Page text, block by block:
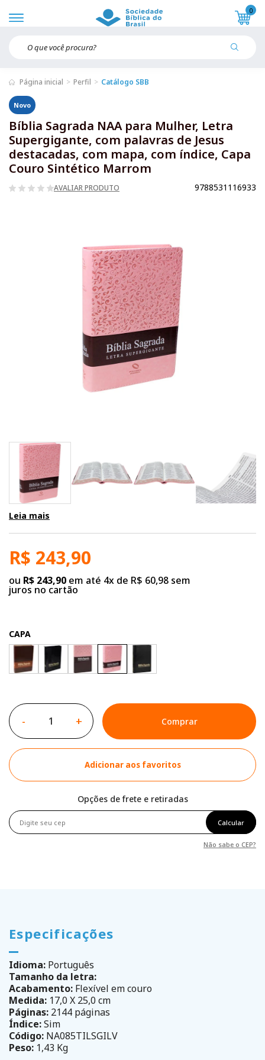
0
Página inicial Perfil Catálogo SBB
Novo
Bíblia Sagrada NAA para Mulher, Letra
Supergigante, com palavras de Jesus
destacadas, com mapa, com índice, Capa
Couro Sintético Marrom
AVALIAR PRODUTO 9788531116933
Leia mais
R$ 243,90
ou R$ 243,90 em até 4x de R$ 60,98 sem
juros no cartão
CAPA
- + Comprar
Adicionar aos favoritos
Opções de frete e retiradas
Calcular
Não sabe o CEP?
Especificações
Idioma: Português
Tamanho da letra:
Acabamento: Flexível em couro
Medida: 17,0 X 25,0 cm
Páginas: 2144 páginas
Índice:Sim
Código: NA085TILSGILV
Peso: 1,43 Kg